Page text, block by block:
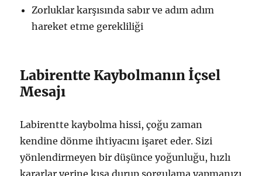
Zorluklar karşısında sabır ve adım adım
hareket etme gerekliliği
Labirentte Kaybolmanın İçsel
Mesajı
Labirentte kaybolma hissi, çoğu zaman
kendine dönme ihtiyacını işaret eder. Sizi
yönlendirmeyen bir düşünce yoğunluğu, hızlı
kararlar yerine kısa durup sorgulama yapmanızı